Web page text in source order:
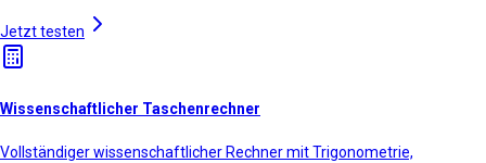
Jetzt testen
Wissenschaftlicher Taschenrechner
Vollständiger wissenschaftlicher Rechner mit Trigonometrie,